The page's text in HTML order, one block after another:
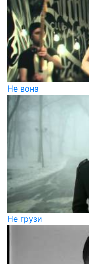
Не вона
Не грузи